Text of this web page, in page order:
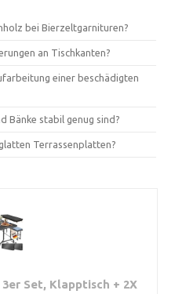
bei Bierzeltgarnituren?
an Tischkanten?
einer beschädigten
Bänke stabil genug sind?
Terrassenplatten?
Set, Klapptisch + 2X